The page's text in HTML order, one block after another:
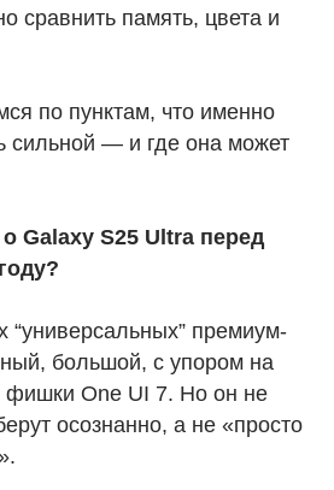
сравнить память, цвета и
по пунктам, что именно
сильной — и где она может
Galaxy S25 Ultra перед
“универсальных” премиум-
большой, с упором на
фишки One UI 7. Но он не
осознанно, а не «просто